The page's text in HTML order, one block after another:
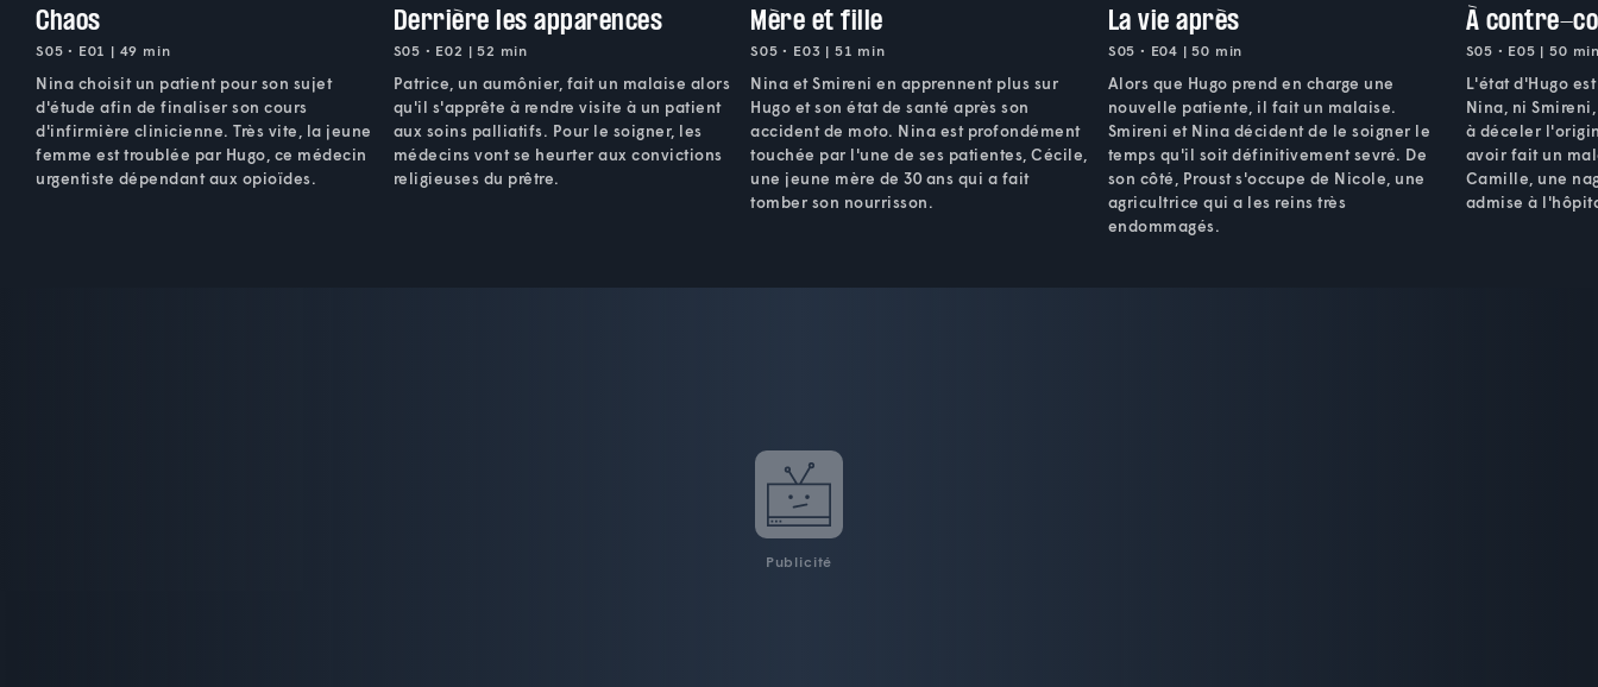
Chaos
S05 • E01 | 49 min
Nina choisit un patient pour son sujet
d'étude afin de finaliser son cours
d'infirmière clinicienne. Très vite, la jeune
femme est troublée par Hugo, ce médecin
urgentiste dépendant aux opioïdes.
Derrière les apparences
S05 • E02 | 52 min
Patrice, un aumônier, fait un malaise alors
qu'il s'apprête à rendre visite à un patient
aux soins palliatifs. Pour le soigner, les
médecins vont se heurter aux convictions
religieuses du prêtre.
Mère et fille
S05 • E03 | 51 min
Nina et Smireni en apprennent plus sur
Hugo et son état de santé après son
accident de moto. Nina est profondément
touchée par l'une de ses patientes, Cécile,
une jeune mère de 30 ans qui a fait
tomber son nourrisson.
La vie après
S05 • E04 | 50 min
Alors que Hugo prend en charge une
nouvelle patiente, il fait un malaise.
Smireni et Nina décident de le soigner le
temps qu'il soit définitivement sevré. De
son côté, Proust s'occupe de Nicole, une
agricultrice qui a les reins très
endommagés.
À contre-
S05 • E05 | 50
L'état d'Hugo
Nina, ni
à déceler
avoir fait un
Camille, une
admise à
Publicité